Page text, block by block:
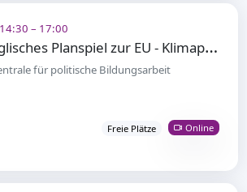
– 17:00
F
ortbildung: Englisches Planspiel zur EU - Klimapolitik
für politische Bildungsarbeit
Freie Plätze Online